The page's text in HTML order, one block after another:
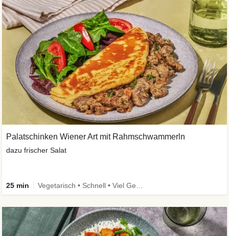
Palatschinken Wiener Art mit Rahmschwammerln
dazu frischer Salat
25 min